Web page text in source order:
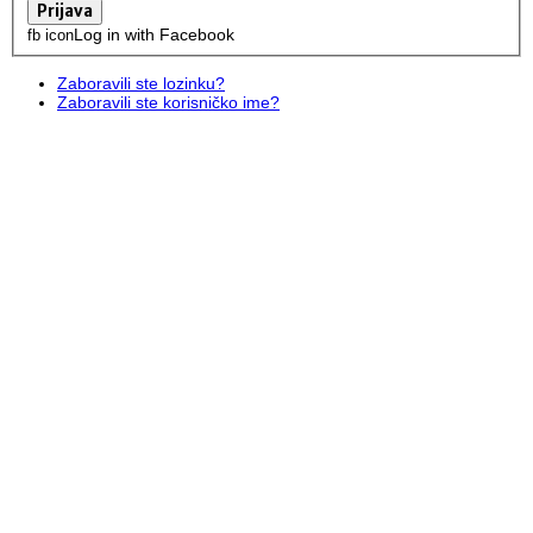
fb iconLog in with Facebook
Zaboravili ste lozinku?
Zaboravili ste korisničko ime?